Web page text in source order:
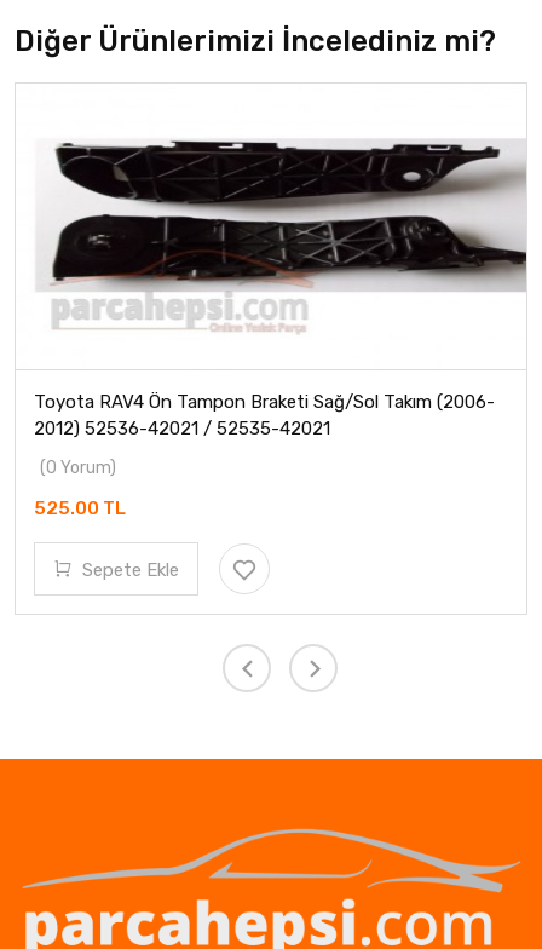
Diğer Ürünlerimizi İncelediniz mi?
Toyota RAV4 Ön Tampon Braketi Sağ/Sol Takım (2006-
2012) 52536-42021 / 52535-42021
(0 Yorum)
525.00 TL
Sepete Ekle